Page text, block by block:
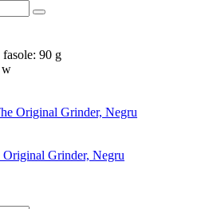
90 g
w
Original Grinder, Negru